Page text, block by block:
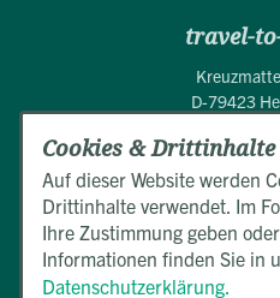
travel-
D-79423
+49
Mo.-Fr. 9:00
E-Mail
Cookies & Drittinhalte
Auf dieser Website werden
Drittinhalte verwendet. Im
Ihre Zustimmung geben
Informationen finden Sie in
Datenschutzerklärung.